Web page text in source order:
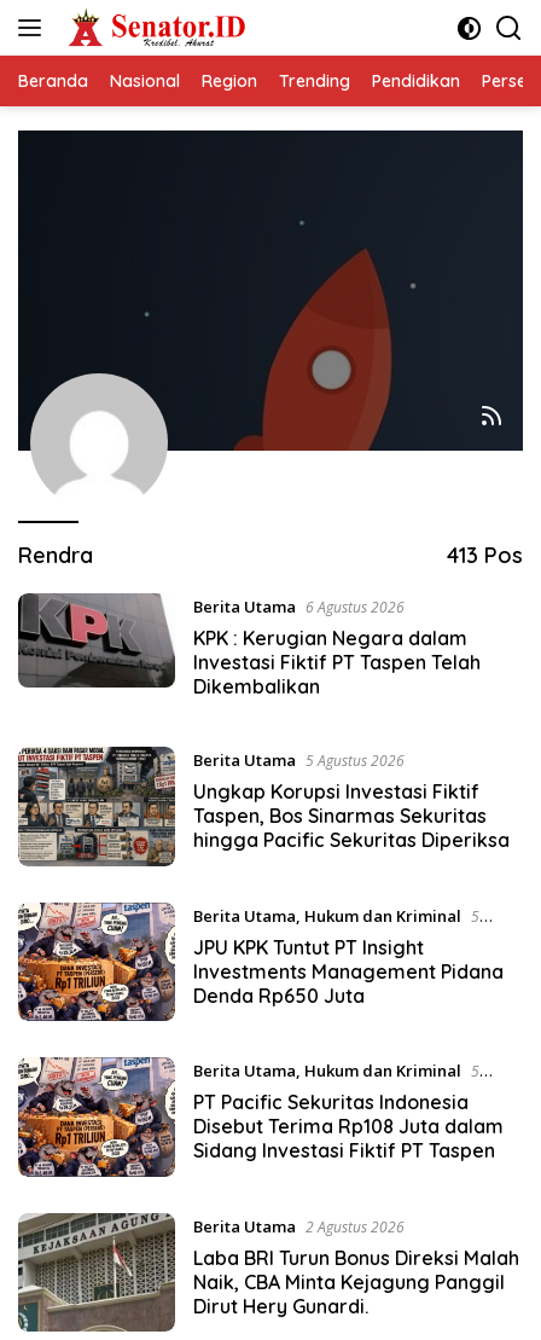
Beranda Nasional Region Trending Pendidikan
Rendra 413 Pos
Berita Utama 6 Agustus 2026
KPK : Kerugian Negara dalam
Investasi Fiktif PT Taspen Telah
Dikembalikan
Berita Utama 5 Agustus 2026
Ungkap Korupsi Investasi Fiktif
Taspen, Bos Sinarmas Sekuritas
hingga Pacific Sekuritas Diperiksa
Berita Utama, Hukum dan Kriminal 5
Agustus 2026
JPU KPK Tuntut PT Insight
Investments Management Pidana
Denda Rp650 Juta
Berita Utama, Hukum dan Kriminal 5
Agustus 2026
PT Pacific Sekuritas Indonesia
Disebut Terima Rp108 Juta dalam
Sidang Investasi Fiktif PT Taspen
Berita Utama 2 Agustus 2026
Laba BRI Turun Bonus Direksi Malah
Naik, CBA Minta Kejagung Panggil
Dirut Hery Gunardi.